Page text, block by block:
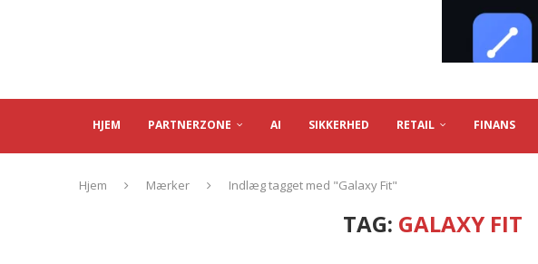
HJEM PARTNERZONE AI SIKKERHED RETAIL FINANS
Hjem Mærker Indlæg tagget med "Galaxy Fit"
TAG: GALAXY FIT